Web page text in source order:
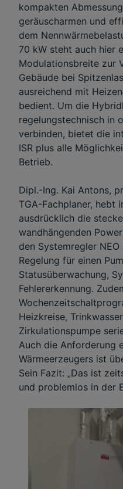
kompakten
geräuscharmen und
dem
70 kW steht auch hier
Modulationsbreite zur
Gebäude bei
ausreichend mit
bedient. Um die
regelungstechnisch in
verbinden, bietet die
ISR plus alle
Betrieb.
Dipl.-Ing. Kai Antons,
TGA-Fachplaner, hebt
ausdrücklich die
wandhängenden
den Systemregler
Regelung für einen
Statusüberwachung,
Fehlererkennung.
Heizkreise,
Zirkulationspumpe
Auch die Anforderung
Wärmeerzeugers ist
Sein Fazit: „Das ist
und problemlos in der